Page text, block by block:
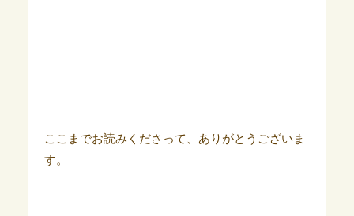
ここまでお読みくださって、ありがとうございま
す。